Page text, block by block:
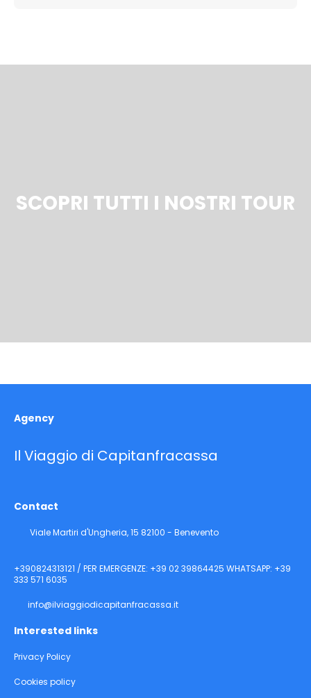
SCOPRI TUTTI I NOSTRI TOUR
Agency
Il Viaggio di Capitanfracassa
Contact
Viale Martiri d'Ungheria, 15 82100 - Benevento
+390824313121 / PER EMERGENZE: +39 02 39864425 WHATSAPP: +39
333 571 6035
info@ilviaggiodicapitanfracassa.it
Interested links
Privacy Policy
Cookies policy